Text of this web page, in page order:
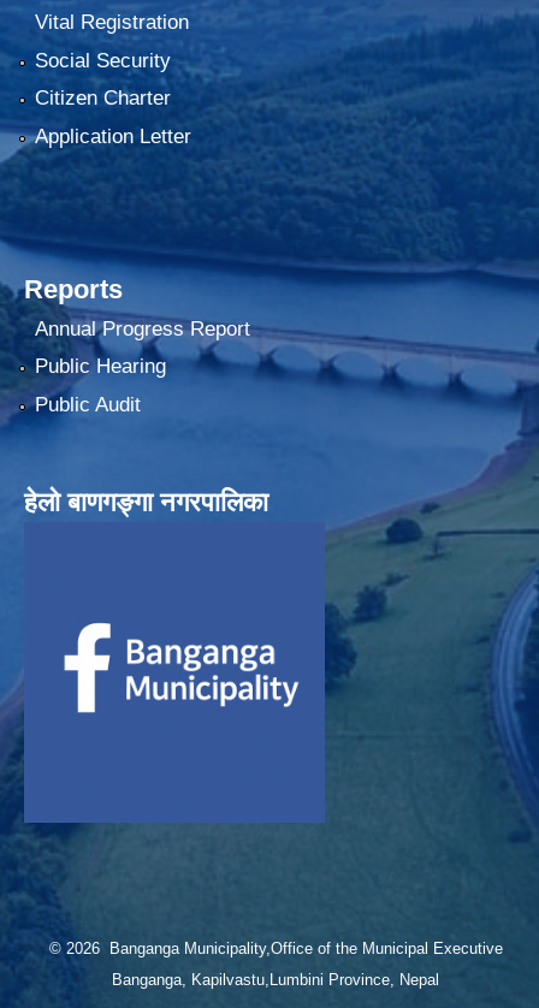
Vital Registration
Social Security
Citizen Charter
Application Letter
Reports
Annual Progress Report
Public Hearing
Public Audit
हेलाे बाणगङ्गा नगरपालिका
© 2026 Banganga Municipality,Office of the Municipal Executive
Banganga, Kapilvastu,Lumbini Province, Nepal